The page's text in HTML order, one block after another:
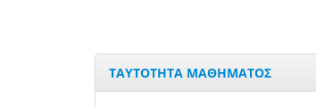
ΤΑΥΤΟΤΗΤΑ ΜΑΘΗΜΑΤΟΣ